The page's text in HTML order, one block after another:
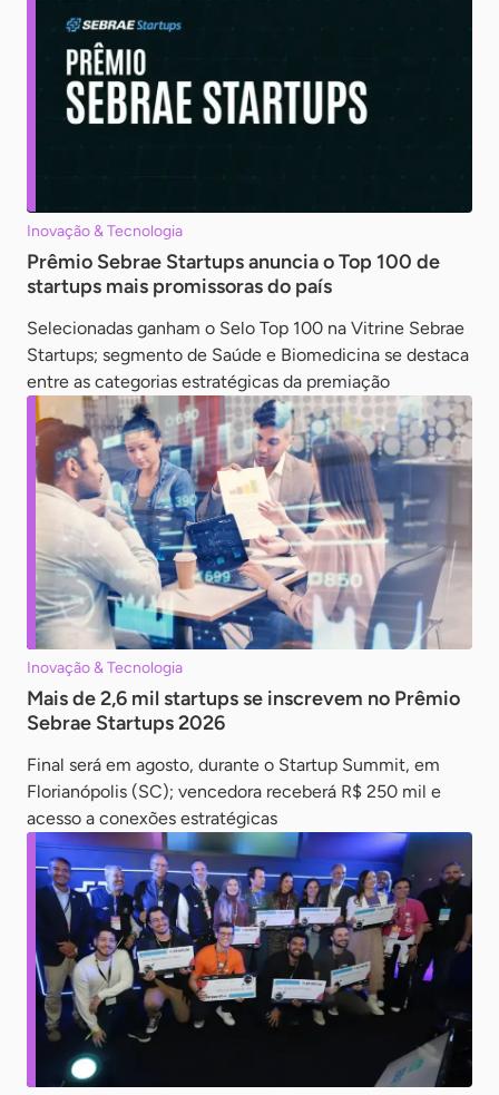
Inovação & Tecnologia
Prêmio Sebrae Startups anuncia o Top 100 de
startups mais promissoras do país
Selecionadas ganham o Selo Top 100 na Vitrine Sebrae
Startups; segmento de Saúde e Biomedicina se destaca
entre as categorias estratégicas da premiação
Inovação & Tecnologia
Mais de 2,6 mil startups se inscrevem no Prêmio
Sebrae Startups 2026
Final será em agosto, durante o Startup Summit, em
Florianópolis (SC); vencedora receberá R$ 250 mil e
acesso a conexões estratégicas